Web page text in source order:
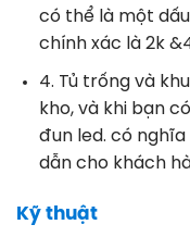
có thể là một
chính xác là 2k
4. Tủ trống và
kho, và khi bạn
đun led. có
dẫn cho khách
Kỹ thuật